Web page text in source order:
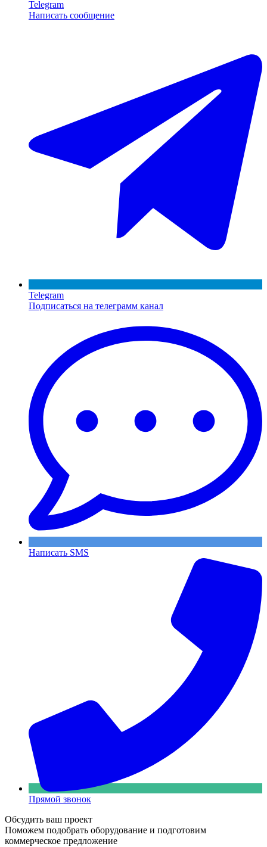
Telegram
Написать сообщение
Telegram
Подписаться на телеграмм канал
Написать SMS
Прямой звонок
Обсудить ваш проект
Поможем подобрать оборудование и подготовим
коммерческое предложение